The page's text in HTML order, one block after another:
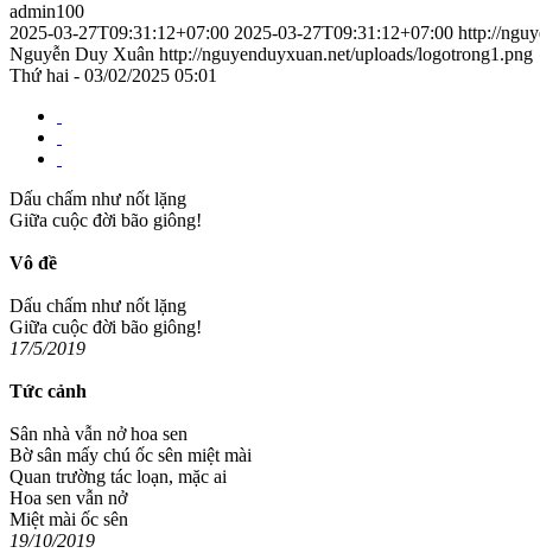
admin100
2025-03-27T09:31:12+07:00 2025-03-27T09:31:12+07:00 http://
Nguyễn Duy Xuân http://nguyenduyxuan.net/uploads/logotrong1.png
Thứ hai - 03/02/2025 05:01
Dấu chấm như nốt lặng
Giữa cuộc đời bão giông!
Vô đề
Dấu chấm như nốt lặng
Giữa cuộc đời bão giông!
17/5/2019
Tức cảnh
Sân nhà vẫn nở hoa sen
Bờ sân mấy chú ốc sên miệt mài
Quan trường tác loạn, mặc ai
Hoa sen vẫn nở
Miệt mài ốc sên
19/10/2019